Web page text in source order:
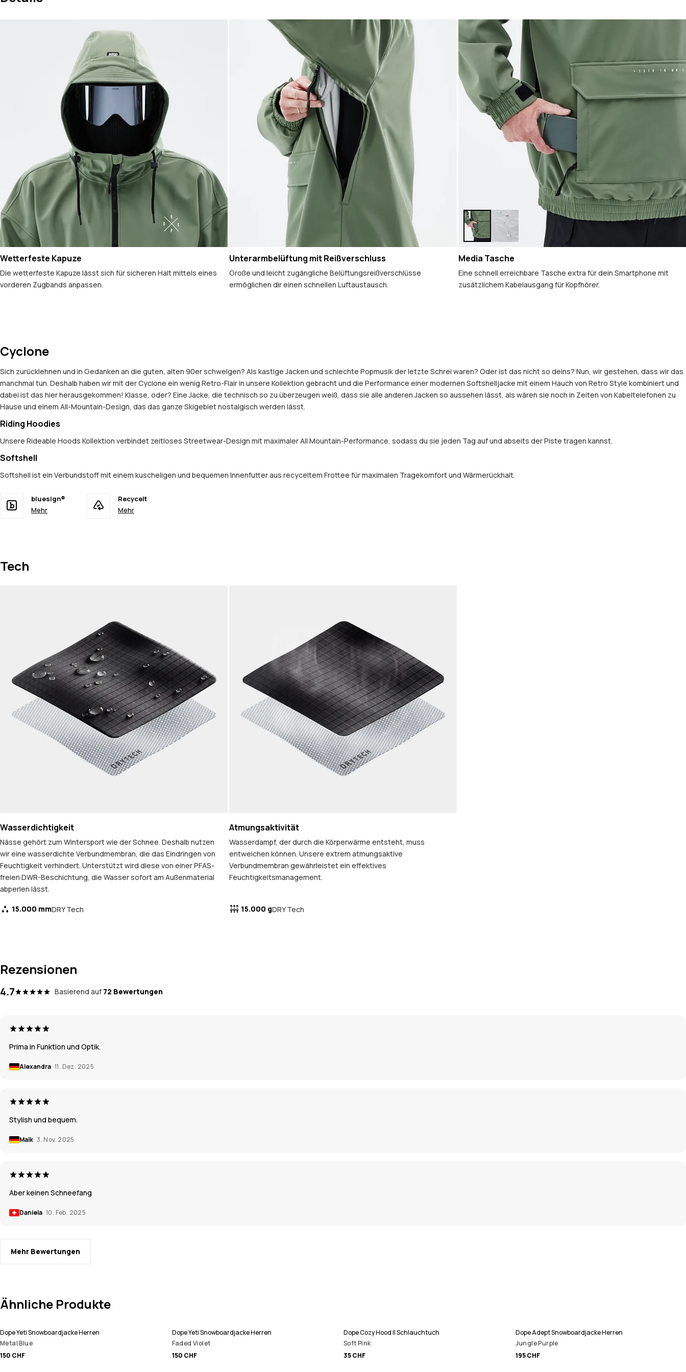
Wetterfeste Kapuze
Die wetterfeste Kapuze lässt sich für sicheren Halt mittels eines
vorderen Zugbands anpassen.
Unterarmbelüftung mit Reißverschluss
Große und leicht zugängliche Belüftungsreißverschlüsse
ermöglichen dir einen schnellen Luftaustausch.
Media Tasche
Eine schnell erreichbare Tasche extra für dein Smartphone mit
zusätzlichem Kabelausgang für Kopfhörer.
Cyclone
Sich zurücklehnen und in Gedanken an die guten, alten 90er schwelgen? Als kastige Jacken und schlechte Popmusik der letzte Schrei waren? Oder ist das nicht so deins? Nun, wir gestehen, dass wir das
manchmal tun. Deshalb haben wir mit der Cyclone ein wenig Retro-Flair in unsere Kollektion gebracht und die Performance einer modernen Softshelljacke mit einem Hauch von Retro Style kombiniert und
dabei ist das hier herausgekommen! Klasse, oder? Eine Jacke, die technisch so zu überzeugen weiß, dass sie alle anderen Jacken so aussehen lässt, als wären sie noch in Zeiten von Kabeltelefonen zu
Hause und einem All-Mountain-Design, das das ganze Skigebiet nostalgisch werden lässt.
Riding Hoodies
Unsere Rideable Hoods Kollektion verbindet zeitloses Streetwear-Design mit maximaler All Mountain-Performance, sodass du sie jeden Tag auf und abseits der Piste tragen kannst.
Softshell
Softshell ist ein Verbundstoff mit einem kuscheligen und bequemen Innenfutter aus recyceltem Frottee für maximalen Tragekomfort und Wärmerückhalt.
bluesign®
Mehr
Recycelt
Mehr
Tech
Wasserdichtigkeit
Nässe gehört zum Wintersport wie der Schnee. Deshalb nutzen
wir eine wasserdichte Verbundmembran, die das Eindringen von
Feuchtigkeit verhindert. Unterstützt wird diese von einer PFAS-
freien DWR-Beschichtung, die Wasser sofort am Außenmaterial
abperlen lässt.
15.000 mmDRY Tech
Atmungsaktivität
Wasserdampf, der durch die Körperwärme entsteht, muss
entweichen können. Unsere extrem atmungsaktive
Verbundmembran gewährleistet ein effektives
Feuchtigkeitsmanagement.
15.000 gDRY Tech
Rezensionen
4.7 Basierend auf 72 Bewertungen
Prima in Funktion und Optik.
Alexandra 11. Dez. 2025
Stylish und bequem.
Maik 3. Nov. 2025
Aber keinen Schneefang
Daniela 10. Feb. 2025
Mehr Bewertungen
Ähnliche Produkte
Dope Yeti Snowboardjacke Herren
Metal Blue
150 CHF
Dope Yeti Snowboardjacke Herren
Faded Violet
150 CHF
Dope Cozy Hood II Schlauchtuch
Soft Pink
35 CHF
Dope Adept Snowboardjacke Herren
Jungle Purple
195 CHF